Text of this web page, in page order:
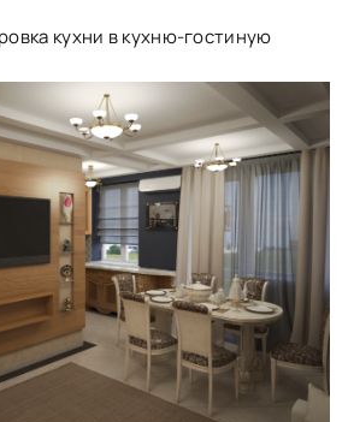
кухни в кухню-гостиную